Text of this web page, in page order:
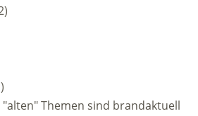
Themen sind brandaktuell